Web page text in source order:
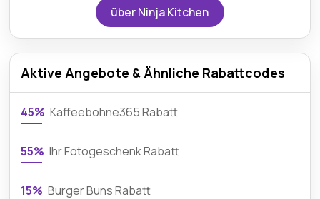
über Ninja Kitchen
Aktive Angebote & Ähnliche Rabattcodes
45% Kaffeebohne365 Rabatt
55% Ihr Fotogeschenk Rabatt
15% Burger Buns Rabatt